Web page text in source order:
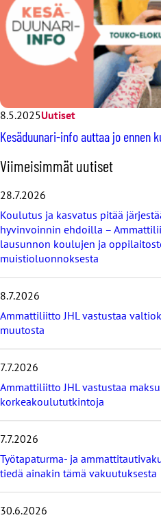
8.5.2025Uutiset
Kesäduunari-info auttaa jo ennen
O
h
i
t
a
v
i
i
i
s
i
ä
t
u
u
t
i
e
t
Viimeisimmät uutiset
28.7.2026
Koulutus ja kasvatus pitää
hyvinvoinnin ehdoilla –
lausunnon koulujen ja
muistioluonnoksesta
8.7.2026
Ammattiliitto JHL vastustaa
muutosta
7.7.2026
Ammattiliitto JHL vastustaa
korkeakoulututkintoja
7.7.2026
Työtapaturma- ja
tiedä ainakin tämä vakuutuksesta
30.6.2026